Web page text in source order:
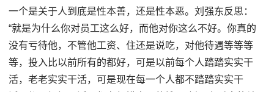
一个是关于人到底是性本善，还是性本恶。刘强东反思：
“就是为什么你对员工这么好，而他对你这么不好。你真的
没有亏待他，不管他工资、住还是说吃，对他待遇等等等
等，投入比以前所有的都好，可是以前每个人踏踏实实干
活，老老实实干活，可是现在每一个人都不踏踏实实干